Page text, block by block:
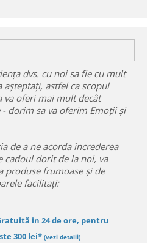
dvs. cu noi sa fie cu mult
așteptați, astfel ca scopul
va oferi mai mult decât
dorim sa va oferim Emoții și
de a ne acorda încrederea
cadoul dorit de la noi, va
produse frumoase și de
facilitați:
in 24 de ore, pentru
300 lei* (vezi detalii)